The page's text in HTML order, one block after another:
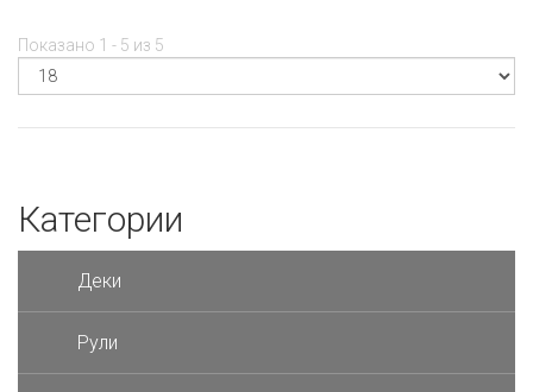
Показано 1 - 5 из 5
Категории
Деки
Рули